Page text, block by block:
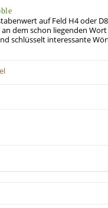
auf Feld H4 oder
dem schon liegenden
schlüsselt interessante